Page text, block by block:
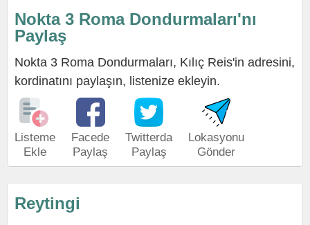
Nokta 3 Roma Dondurmaları'nı
Paylaş
Nokta 3 Roma Dondurmaları, Kılıç Reis'in adresini,
kordinatını paylaşın, listenize ekleyin.
Listeme
Ekle
Facede
Paylaş
Twitterda
Paylaş
Lokasyonu
Gönder
Reytingi